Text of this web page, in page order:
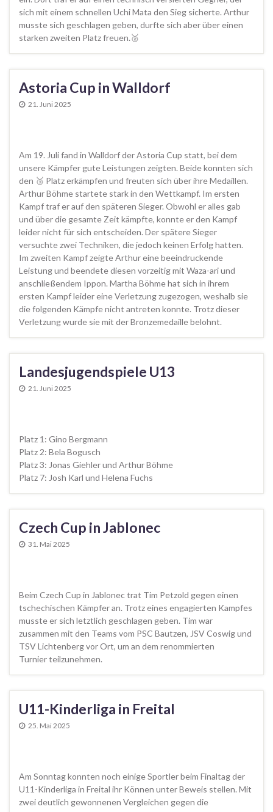
sich mit einem schnellen Uchi Mata den Sieg sicherte. Arthur
musste sich geschlagen geben, durfte sich aber über einen
starken zweiten Platz freuen.🥈
Astoria Cup in Walldorf
21. Juni 2025
Am 19. Juli fand in Walldorf der Astoria Cup statt, bei dem
unsere Kämpfer gute Leistungen zeigten. Beide konnten sich
den 🥉 Platz erkämpfen und freuten sich über ihre Medaillen.
Arthur Böhme startete stark in den Wettkampf. Im ersten
Kampf traf er auf den späteren Sieger. Obwohl er alles gab
und über die gesamte Zeit kämpfte, konnte er den Kampf
leider nicht für sich entscheiden. Der spätere Sieger
versuchte zwei Techniken, die jedoch keinen Erfolg hatten.
Im zweiten Kampf zeigte Arthur eine beeindruckende
Leistung und beendete diesen vorzeitig mit Waza-ari und
anschließendem Ippon. Martha Böhme hat sich in ihrem
ersten Kampf leider eine Verletzung zugezogen, weshalb sie
die folgenden Kämpfe nicht antreten konnte. Trotz dieser
Verletzung wurde sie mit der Bronzemedaille belohnt.
Landesjugendspiele U13
21. Juni 2025
Platz 1: Gino Bergmann
Platz 2: Bela Bogusch
Platz 3: Jonas Giehler und Arthur Böhme
Platz 7: Josh Karl und Helena Fuchs
Czech Cup in Jablonec
31. Mai 2025
Beim Czech Cup in Jablonec trat Tim Petzold gegen einen
tschechischen Kämpfer an. Trotz eines engagierten Kampfes
musste er sich letztlich geschlagen geben. Tim war
zusammen mit den Teams vom PSC Bautzen, JSV Coswig und
TSV Lichtenberg vor Ort, um an dem renommierten
Turnier teilzunehmen.
U11-Kinderliga in Freital
25. Mai 2025
Am Sonntag konnten noch einige Sportler beim Finaltag der
U11-Kinderliga in Freital ihr Können unter Beweis stellen. Mit
zwei deutlich gewonnenen Vergleichen gegen die